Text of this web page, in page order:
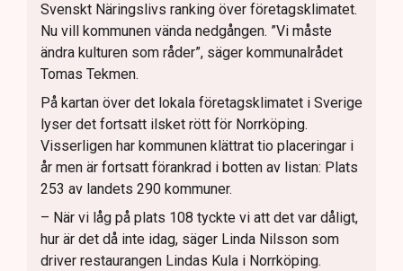
Svenskt Näringslivs ranking över företagsklimatet.
Nu vill kommunen vända nedgången. ”Vi måste
ändra kulturen som råder”, säger kommunalrådet
Tomas Tekmen.
På kartan över det lokala företagsklimatet i Sverige
lyser det fortsatt ilsket rött för Norrköping.
Visserligen har kommunen klättrat tio placeringar i
år men är fortsatt förankrad i botten av listan: Plats
253 av landets 290 kommuner.
– När vi låg på plats 108 tyckte vi att det var dåligt,
hur är det då inte idag, säger Linda Nilsson som
driver restaurangen Lindas Kula i Norrköping.